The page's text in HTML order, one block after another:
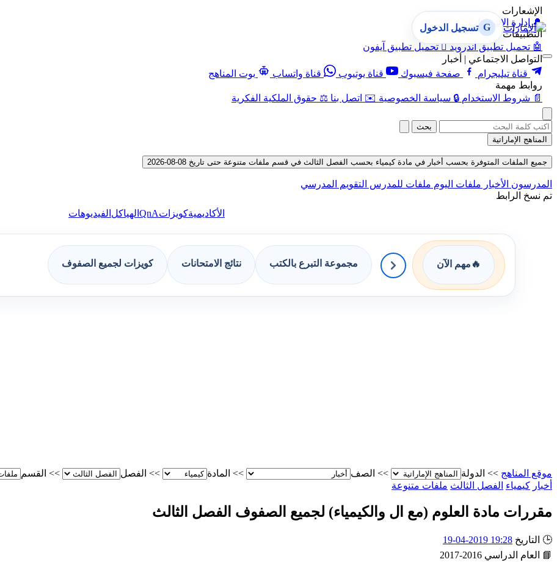
الإشعارات
🔔 إدارة الإشعارات
التطبيقات
🤖 تحميل تطبيق أندرويد  تحميل تطبيق آيفون
التواصل الاجتماعي | أخبار
قناة تيليجرام
صفحة فيسبوك قناة يوتيوب قناة واتساب
بوت المناهج
روابط مهمة
📄 شروط الاستخدام 🔒 سياسة الخصوصية ✉️ اتصل بنا ⚖️ حقوق الملكية الفكرية
G تسجيل الدخول
بحث
المناهج الإماراتية
جميع الملفات المتوفرة بحسب أخبار في مادة كيمياء بحسب الفصل الثالث في قسم ملفات متنوعة حتى تاريخ 08-08-2026
المدرسون الأخبار ملفات اليوم ملفات للمدرس التقويم المدرسي
تم نسخ الرابط
الأكاديميةكويزاتQnA الهياكل الفيديوهات
🔥 مهم الآن مجموعة التبرع بالكتب نتائج الامتحانات كويزات لجميع الصفوف
موقع المناهج >> الدولة >> الصف >> المادة >> الفصل >> القسم
أخبار كيمياء الفصل الثالث ملفات متنوعة
مقررات مادة العلوم (مع ال والكيمياء) لجميع الصفوف الفصل الثالث
🕒 التاريخ 19:28 2019-04-19
📘
العام الدراسي 2016-2017